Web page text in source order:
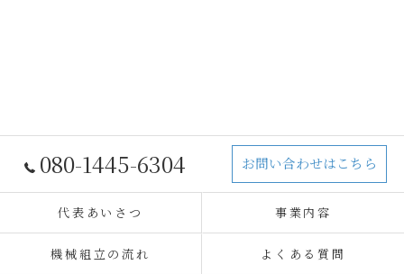
080-1445-6304 お問い合わせはこちら
代表あいさつ 事業内容
機械組立の流れ よくある質問